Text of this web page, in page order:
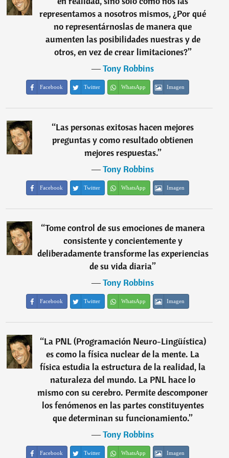
representamos a nosotros mismos, ¿Por qué
no representárnoslas de manera que
aumenten las posibilidades nuestras y de
otros, en vez de crear limitaciones?”
―Tony Robbins
Facebook Twitter WhatsApp Imagen
“Las personas exitosas hacen mejores
preguntas y como resultado obtienen
mejores respuestas.”
―Tony Robbins
Facebook Twitter WhatsApp Imagen
“Tome control de sus emociones de manera
consistente y concientemente y
deliberadamente transforme las experiencias
de su vida diaria”
―Tony Robbins
Facebook Twitter WhatsApp Imagen
“La PNL (Programación Neuro-Lingüística)
es como la física nuclear de la mente. La
física estudia la estructura de la realidad, la
naturaleza del mundo. La PNL hace lo
mismo con su cerebro. Permite descomponer
los fenómenos en las partes constituyentes
que determinan su funcionamiento.”
―Tony Robbins
Facebook Twitter WhatsApp Imagen